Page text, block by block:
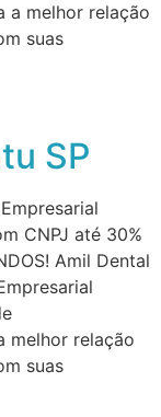
a melhor relação
suas
SP
CNPJ até 30%
Amil Dental
melhor relação
suas